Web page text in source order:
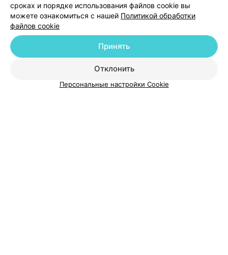
Медицинский маркетинг
Публичный договор
Пользовательское соглашение
Способы оплаты
сроках и порядке использования файлов cookie вы
можете ознакомиться с нашей Политикой обработки
файлов cookie
Отклонить
Принять
Персональные настройки Cookie